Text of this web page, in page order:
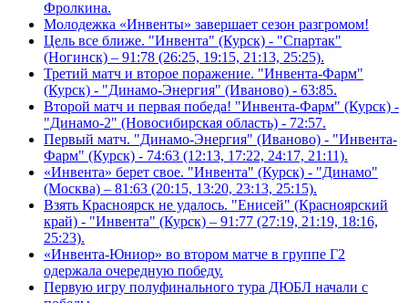
Фролкина.
Молодежка «Инвенты» завершает сезон разгромом!
Цель все ближе. "Инвента" (Курск) - "Спартак"
(Ногинск) – 91:78 (26:25, 19:15, 21:13, 25:25).
Третий матч и второе поражение. "Инвента-Фарм"
(Курск) - "Динамо-Энергия" (Иваново) - 63:85.
Второй матч и первая победа! "Инвента-Фарм" (Курск) -
"Динамо-2" (Новосибирская область) - 72:57.
Первый матч. "Динамо-Энергия" (Иваново) - "Инвента-
Фарм" (Курск) - 74:63 (12:13, 17:22, 24:17, 21:11).
«Инвента» берет свое. "Инвента" (Курск) - "Динамо"
(Москва) – 81:63 (20:15, 13:20, 23:13, 25:15).
Взять Красноярск не удалось. "Енисей" (Красноярский
край) - "Инвента" (Курск) – 91:77 (27:19, 21:19, 18:16,
25:23).
«Инвента-Юниор» во втором матче в группе Г2
одержала очередную победу.
Первую игру полуфинального тура ДЮБЛ начали с